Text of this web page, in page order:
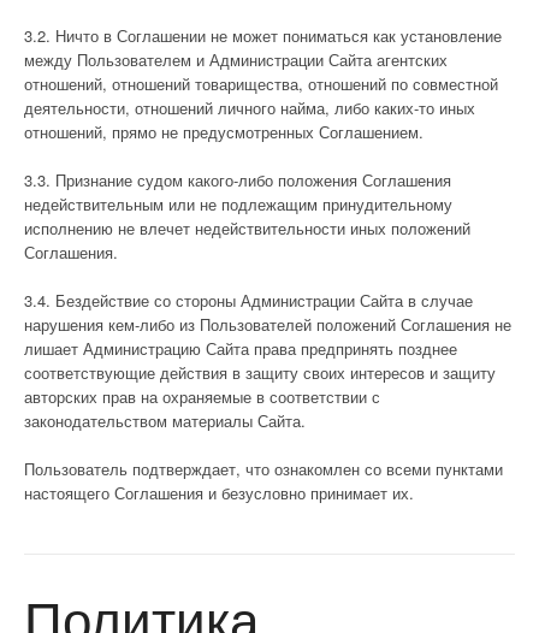
3.2. Ничто в Соглашении не может пониматься как установление
между Пользователем и Администрации Сайта агентских
отношений, отношений товарищества, отношений по совместной
деятельности, отношений личного найма, либо каких-то иных
отношений, прямо не предусмотренных Соглашением.
3.3. Признание судом какого-либо положения Соглашения
недействительным или не подлежащим принудительному
исполнению не влечет недействительности иных положений
Соглашения.
3.4. Бездействие со стороны Администрации Сайта в случае
нарушения кем-либо из Пользователей положений Соглашения не
лишает Администрацию Сайта права предпринять позднее
соответствующие действия в защиту своих интересов и защиту
авторских прав на охраняемые в соответствии с
законодательством материалы Сайта.
Пользователь подтверждает, что ознакомлен со всеми пунктами
настоящего Соглашения и безусловно принимает их.